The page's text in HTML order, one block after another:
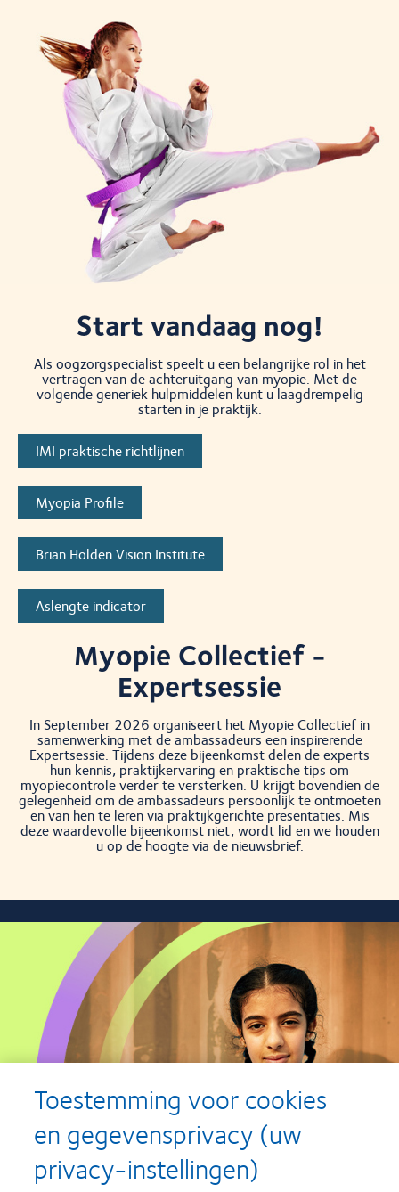
Start vandaag nog!
Als oogzorgspecialist speelt u een belangrijke rol in het
vertragen van de achteruitgang van myopie. Met de
volgende generiek hulpmiddelen kunt u laagdrempelig
starten in je praktijk.
IMI praktische richtlijnen
Myopia Profile
Brian Holden Vision Institute
Aslengte indicator
Myopie Collectief -
Expertsessie
In September 2026 organiseert het Myopie Collectief in
samenwerking met de ambassadeurs een inspirerende
Expertsessie. Tijdens deze bijeenkomst delen de experts
hun kennis, praktijkervaring en praktische tips om
myopiecontrole verder te versterken. U krijgt bovendien de
gelegenheid om de ambassadeurs persoonlijk te ontmoeten
en van hen te leren via praktijkgerichte presentaties. Mis
deze waardevolle bijeenkomst niet, wordt lid en we houden
u op de hoogte via de nieuwsbrief.
Toestemming voor cookies
en gegevensprivacy (uw
privacy-instellingen)